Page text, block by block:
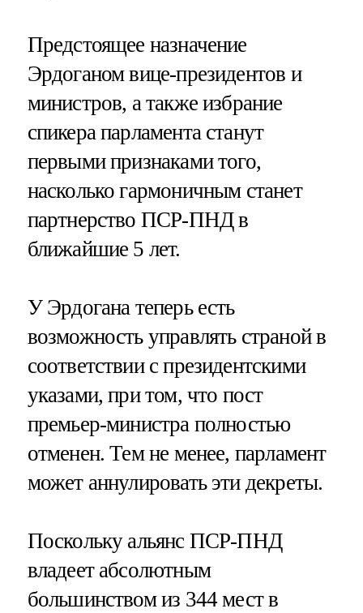
Предстоящее назначение
Эрдоганом вице-президентов и
министров, а также избрание
спикера парламента станут
первыми признаками того,
насколько гармоничным станет
партнерство ПСР-ПНД в
ближайшие 5 лет.
У Эрдогана теперь есть
возможность управлять страной в
соответствии с президентскими
указами, при том, что пост
премьер-министра полностью
отменен. Тем не менее, парламент
может аннулировать эти декреты.
Поскольку альянс ПСР-ПНД
владеет абсолютным
большинством из 344 мест в